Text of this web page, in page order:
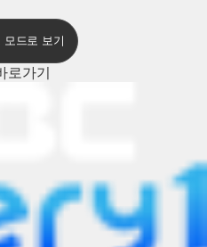
모드로 보기
로가기